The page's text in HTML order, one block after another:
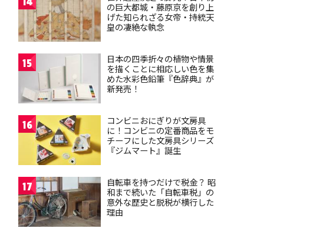
の巨大都城・藤原京を創り上
げた知られざる女帝・持統天
皇の凄絶な執念
15
日本の四季折々の植物や情景
を描くことに相応しい色を集
めた水彩色鉛筆『色辞典』が
新発売！
16
コンビニおにぎりが文房具
に！コンビニの定番商品をモ
チーフにした文房具シリーズ
『ジムマート』誕生
17
自転車を持つだけで税金？ 昭
和まで続いた「自転車税」の
意外な歴史と脱税が横行した
理由